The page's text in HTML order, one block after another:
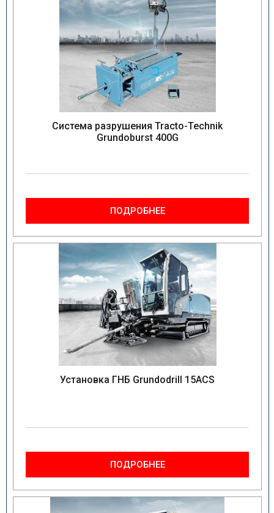
Система разрушения Tracto-Technik
Grundoburst 400G
ПОДРОБНЕЕ
Установка ГНБ Grundodrill 15ACS
ПОДРОБНЕЕ